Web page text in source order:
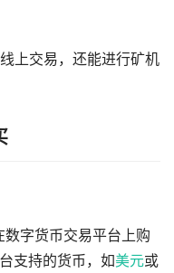
上交易，还能进行矿机
字货币交易平台上购
支持的货币，如美元或